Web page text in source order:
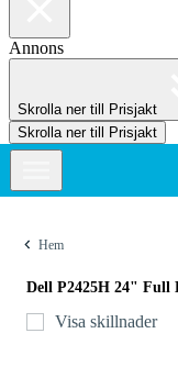
Annons
Skrolla ner till Prisjakt
Skrolla ner till Prisjakt
Hem
Dell P2425H 24" Full
Visa skillnader